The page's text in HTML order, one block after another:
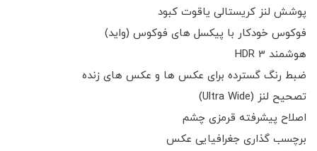
پوشش لنز کریستالی یاقوت کبود
فوکوس خودکار با پیکسل های فوکوس (واید)
هوشمند HDR 3
ضبط رنگ گسترده برای عکس ها و عکس های زنده
تصحیح لنز (Ultra Wide)
اصلاح پیشرفته قرمزی چشم
برچسب گذاری جغرافیایی عکس